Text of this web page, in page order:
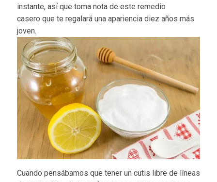
instante, así que toma nota de este remedio
casero que te regalará una apariencia diez años más
joven.
Cuando pensábamos que tener un cutis libre de líneas